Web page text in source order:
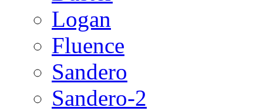
Logan
Fluence
Sandero
Sandero-2